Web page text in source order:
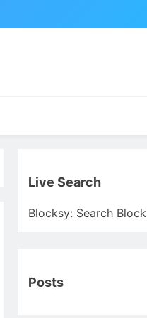
Live Search
Blocksy: Search Block
Posts